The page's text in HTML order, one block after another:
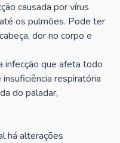
causada por vírus
os pulmões. Pode ter
dor no corpo e
infecção que afeta todo
respiratória
do paladar,
há alterações